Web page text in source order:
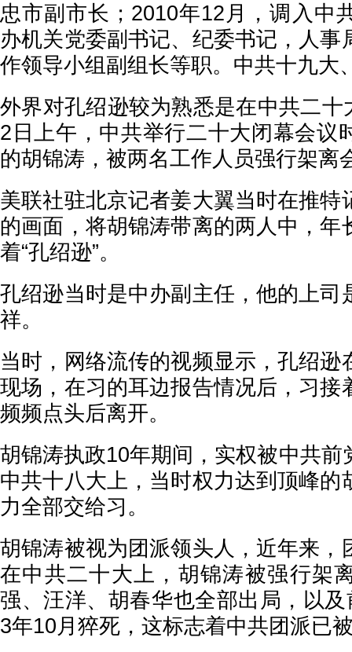
忠市副市长；2010年12月，调入中
办机关党委副书记、纪委书记，人事
作领导小组副组长等职。中共十九大
外界对孔绍逊较为熟悉是在中共二十
2日上午，中共举行二十大闭幕会议
的胡锦涛，被两名工作人员强行架离
美联社驻北京记者姜大翼当时在推特
的画面，将胡锦涛带离的两人中，年
着“孔绍逊”。
孔绍逊当时是中办副主任，他的上司
祥。
当时，网络流传的视频显示，孔绍逊
现场，在习的耳边报告情况后，习接
频频点头后离开。
胡锦涛执政10年期间，实权被中共前
中共十八大上，当时权力达到顶峰的
力全部交给习。
胡锦涛被视为团派领头人，近年来，
在中共二十大上，胡锦涛被强行架
强、汪洋、胡春华也全部出局，以
3年10月猝死，这标志着中共团派已